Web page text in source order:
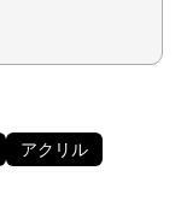
アクリル